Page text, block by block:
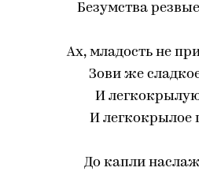
Безумства
Ах, младость не
Зови же
И
И легкокрылое
До капли